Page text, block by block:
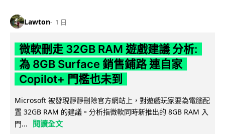
Lawton 1 日
微軟刪走 32GB RAM 遊戲建議 分析:
為 8GB Surface 銷售鋪路 連自家
Copilot+ 門檻也未到
Microsoft 被發現靜靜刪除官方網站上，對遊戲玩家要為電腦配
置 32GB RAM 的建議。分析指微軟同時新推出的 8GB RAM 入
門...
閱讀全文